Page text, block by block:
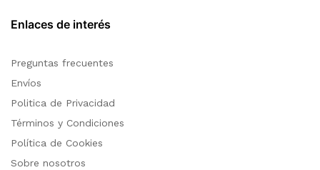
Enlaces de interés
Preguntas frecuentes
Envíos
Politica de Privacidad
Términos y Condiciones
Política de Cookies
Sobre nosotros